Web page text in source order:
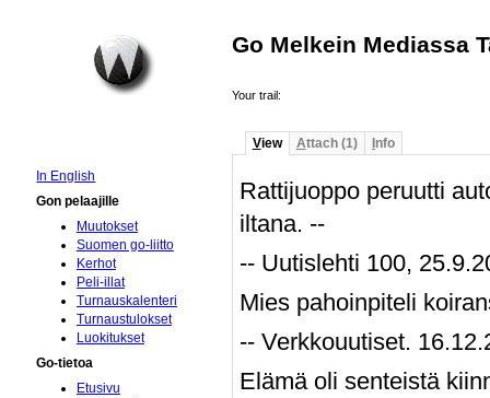
Go Melkein Mediassa
Your trail:
View Attach (1) Info
Rattijuoppo peruutti
iltana. --
-- Uutislehti 100,
Mies pahoinpiteli
-- Verkkouutiset.
Elämä oli senteistä
In English
Gon pelaajille
Muutokset
Suomen go-liitto
Kerhot
Peli-illat
Turnauskalenteri
Turnaustulokset
Luokitukset
Go-tietoa
Etusivu